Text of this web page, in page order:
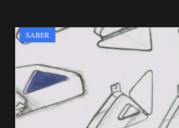
SABER